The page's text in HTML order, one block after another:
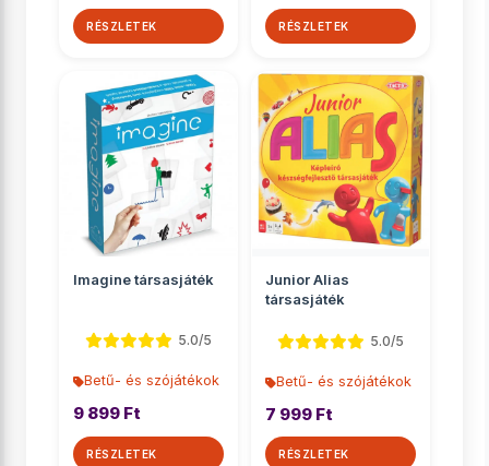
RÉSZLETEK RÉSZLETEK
Imagine társasjáték
5.0/5
Betű- és szójátékok
9 899 Ft
RÉSZLETEK
Junior Alias
társasjáték
5.0/5
Betű- és szójátékok
7 999 Ft
RÉSZLETEK